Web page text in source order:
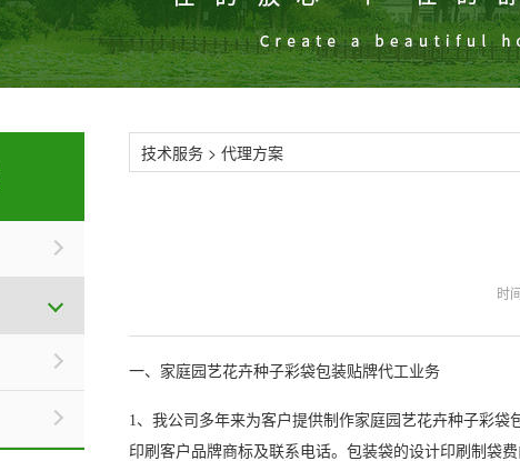
技术服务 > 代理方案
时
一、家庭园艺花卉种子彩袋包装贴牌代工业务
1、我公司多年来为客户提供制作家庭园艺花卉种子彩
印刷客户品牌商标及联系电话。包装袋的设计印刷制袋费